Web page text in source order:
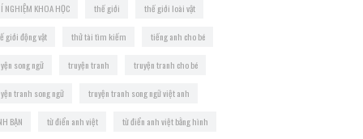
NGHIỆM KHOA HỌC thế giới thế giới loài vật
giới động vật thử tài tìm kiếm tiếng anh cho bé
song ngữ truyện tranh truyện tranh cho bé
tranh song ngữ truyện tranh song ngữ việt anh
BẠN từ điển anh việt từ điển anh việt bằng hình